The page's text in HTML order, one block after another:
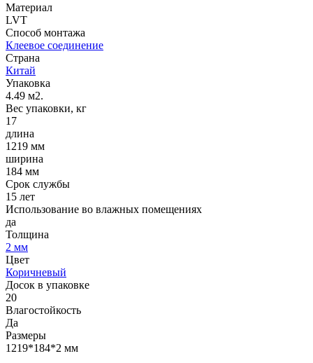
Материал
LVT
Способ монтажа
Клеевое соединение
Страна
Китай
Упаковка
4.49 м2.
Вес упаковки, кг
17
длина
1219 мм
ширина
184 мм
Срок службы
15 лет
Использование во влажных помещениях
да
Толщина
2 мм
Цвет
Коричневый
Досок в упаковке
20
Влагостойкость
Да
Размеры
1219*184*2 мм